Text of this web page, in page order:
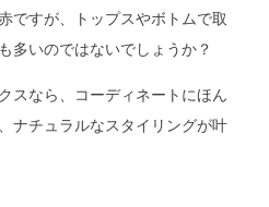
ですが、トップスやボトムで取
多いのではないでしょうか？
スなら、コーディネートにほん
ナチュラルなスタイリングが叶